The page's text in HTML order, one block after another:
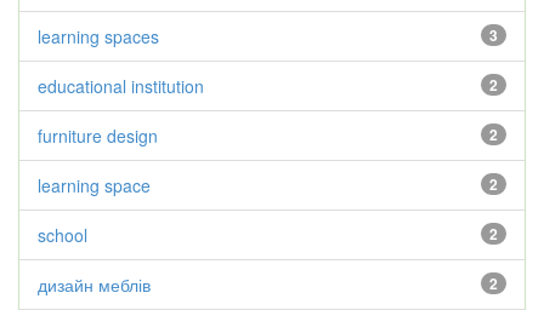
3
learning spaces
2
educational institution
2
furniture design
2
learning space
2
school
2
дизайн меблів